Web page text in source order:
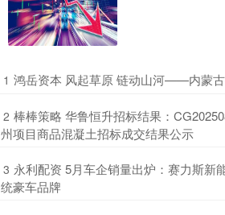
1 鸿岳资本 风起草原 链动山河——内蒙
2 棒棒策略 华鲁恒升招标结果：
州项目商品混凝土招标成交结果公示
3 永利配资 5月车企销量出炉：赛力斯新
统豪车品牌